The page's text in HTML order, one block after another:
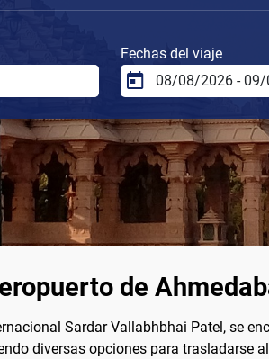
Fechas del viaje
de
Sardar Vallabhbhai Patel, se
diversas opciones para trasladarse